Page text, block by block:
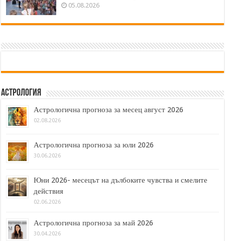
05.08.2026
Астрология
Астрологична прогноза за месец август 2026
02.08.2026
Астрологична прогноза за юли 2026
30.06.2026
Юни 2026- месецът на дълбоките чувства и смелите
действия
02.06.2026
Астрологична прогноза за май 2026
30.04.2026